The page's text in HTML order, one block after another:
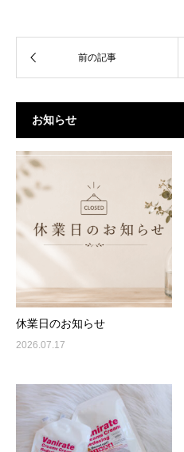
お知らせ
休業日のお知らせ
2026.07.17